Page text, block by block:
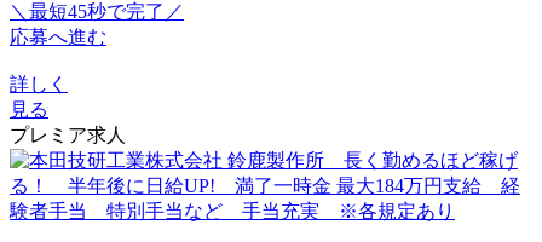
＼最短45秒で完了／
応募へ進む
詳しく
見る
プレミア求人